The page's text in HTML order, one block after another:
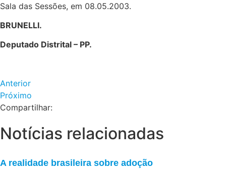
Sala das Sessões, em 08.05.2003.
BRUNELLI.
Deputado Distrital – PP.
Anterior
Próximo
Compartilhar:
Notícias relacionadas
A realidade brasileira sobre adoção